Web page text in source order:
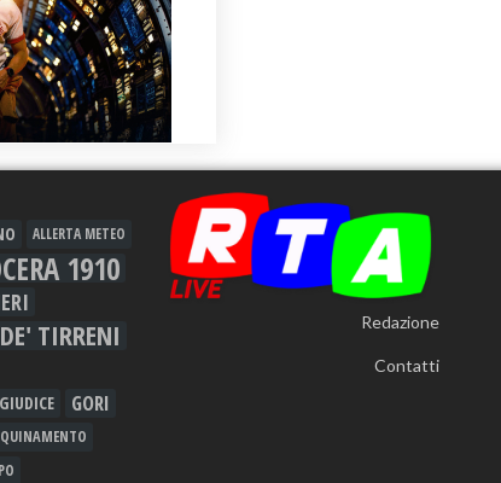
ALLERTA METEO
1910
TIRRENI
GORI
Redazione
Contatti